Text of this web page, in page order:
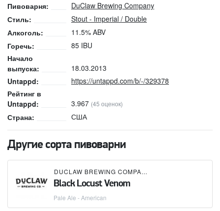
Пивоварня:
DuClaw Brewing Company
Стиль:
Stout - Imperial / Double
Алкоголь:
11.5% ABV
Горечь:
85 IBU
Начало
выпуска:
18.03.2013
Untappd:
https://untappd.com/b/-/329378
Рейтинг в
Untappd:
3.967 (45 оценок)
Страна: США
Другие сорта пивоварни
DUCLAW BREWING COMPANY
Black Locust Venom
Pale Ale - American